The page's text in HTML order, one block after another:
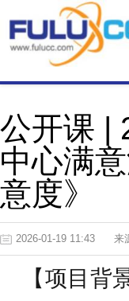
公开课 |
中心满
意度》
2026-01-19 11:43 来
【项目背